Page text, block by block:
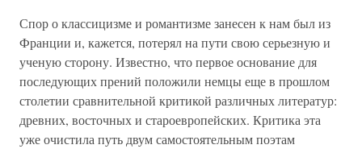
Спор о классицизме и романтизме занесен к нам был из
Франции и, кажется, потерял на пути свою серьезную и
ученую сторону. Известно, что первое основание для
последующих прений положили немцы еще в прошлом
столетии сравнительной критикой различных литератур:
древних, восточных и староевропейских. Критика эта
уже очистила путь двум самостоятельным поэтам